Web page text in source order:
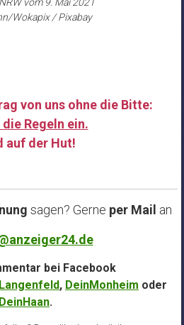
Wokapix / Pixabay
von uns ohne die Bitte:
Regeln ein.
auf der Hut!
sagen? Gerne per Mail an
bei Facebook
, DeinMonheim oder
DeinHaan.